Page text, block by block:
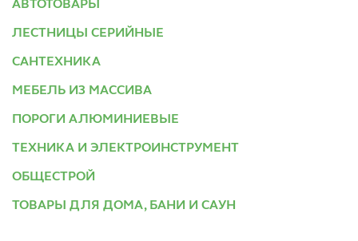
АВТОТОВАРЫ
ЛЕСТНИЦЫ СЕРИЙНЫЕ
САНТЕХНИКА
МЕБЕЛЬ ИЗ МАССИВА
ПОРОГИ АЛЮМИНИЕВЫЕ
ТЕХНИКА И ЭЛЕКТРОИНСТРУМЕНТ
ОБЩЕСТРОЙ
ТОВАРЫ ДЛЯ ДОМА, БАНИ И САУН